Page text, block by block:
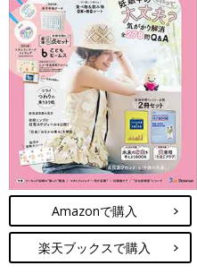
Amazonで購入
楽天ブックスで購入